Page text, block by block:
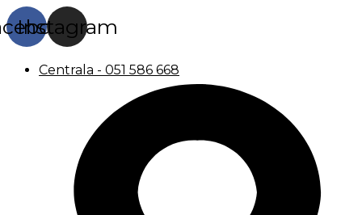
Instagram
Centrala - 051 586 668